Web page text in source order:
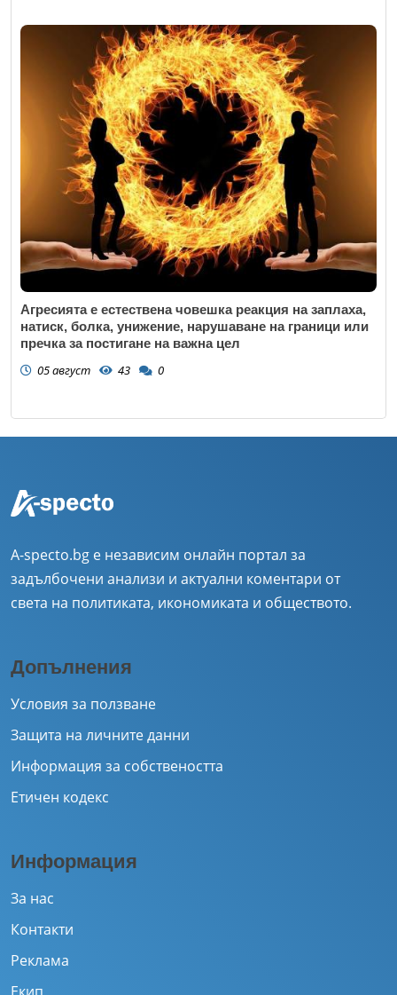
Агресията е естествена човешка реакция на заплаха,
натиск, болка, унижение, нарушаване на граници или
пречка за постигане на важна цел
05 август 43 0
A-specto.bg е независим онлайн портал за
задълбочени анализи и актуални коментари от
света на политиката, икономиката и обществото.
Допълнения
Условия за ползване
Защита на личните данни
Информация за собствеността
Етичен кодекс
Информация
За нас
Контакти
Реклама